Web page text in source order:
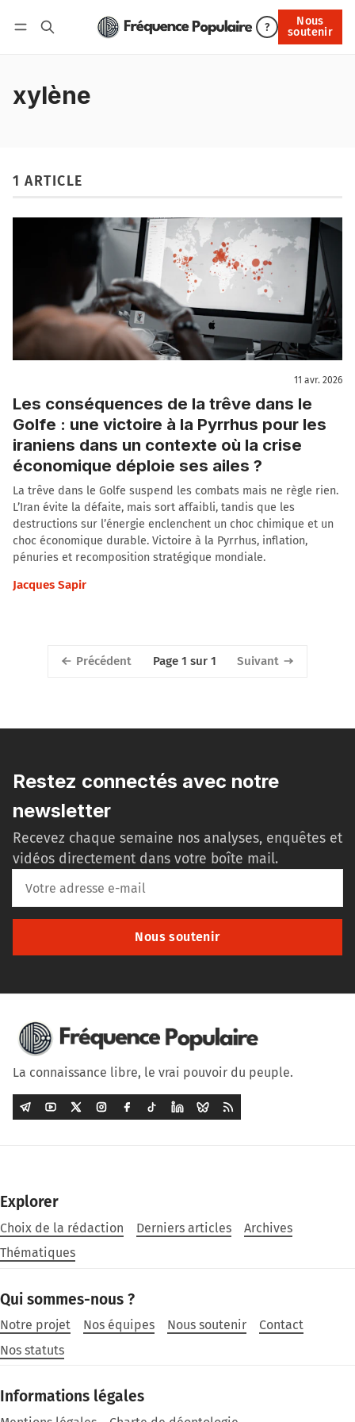
?
Nous
soutenir
Nous soutenir
xylène
1 ARTICLE
11 avr. 2026
Les conséquences de la trêve dans le
Golfe : une victoire à la Pyrrhus pour les
iraniens dans un contexte où la crise
économique déploie ses ailes ?
La trêve dans le Golfe suspend les combats mais ne règle rien.
L’Iran évite la défaite, mais sort affaibli, tandis que les
destructions sur l’énergie enclenchent un choc chimique et un
choc économique durable. Victoire à la Pyrrhus, inflation,
pénuries et recomposition stratégique mondiale.
Jacques Sapir
Précédent Page 1 sur 1 Suivant
Restez connectés avec notre
newsletter
Recevez chaque semaine nos analyses, enquêtes et
vidéos directement dans votre boîte mail.
Nous soutenir
La connaissance libre, le vrai pouvoir du peuple.
Explorer
Choix de la rédaction Derniers articles
Archives
Thématiques
Qui sommes-nous ?
Notre projet Nos équipes Nous soutenir
Contact
Nos statuts
Informations légales